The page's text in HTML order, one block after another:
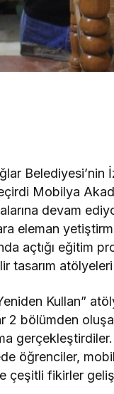
Mobilya
devam
eleman
açtığı eğitim
tasarım
Kullan”
2 bölümden
öğrenciler,
çeşitli fikirler